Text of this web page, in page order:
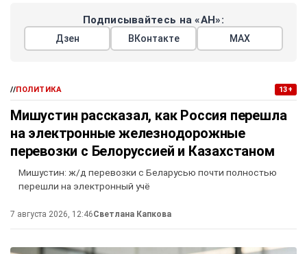
Подписывайтесь на «АН»:
Дзен ВКонтакте МАХ
//ПОЛИТИКА 13+
Мишустин рассказал, как Россия перешла
на электронные железнодорожные
перевозки с Белоруссией и Казахстаном
Мишустин: ж/д перевозки с Беларусью почти полностью
перешли на электронный учё
7 августа 2026, 12:46Светлана Капкова